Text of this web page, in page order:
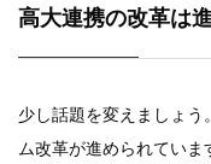
高大連携の改革は
少し話題を変えましょ
ム改革が進められてい